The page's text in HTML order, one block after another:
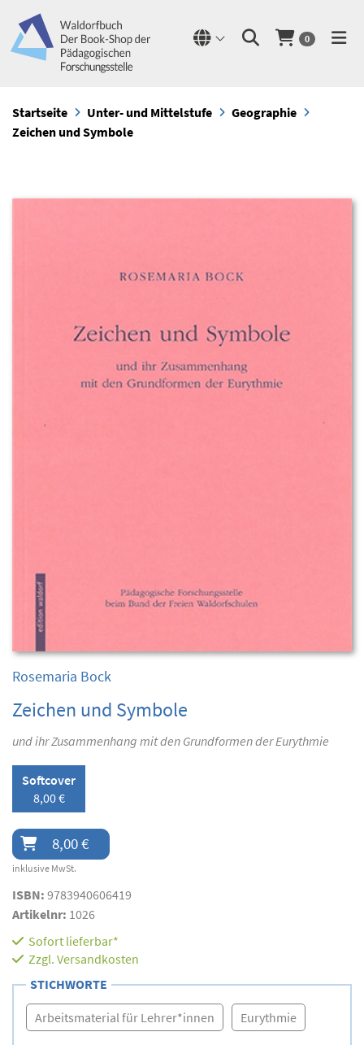
0
Startseite Unter- und Mittelstufe
Geographie
Zeichen und Symbole
Rosemaria Bock
Zeichen und Symbole
und ihr Zusammenhang mit den Grundformen der Eurythmie
Softcover
8,00 €
8,00 €
inklusive MwSt.
ISBN: 9783940606419
Artikelnr: 1026
Sofort lieferbar*
Zzgl. Versandkosten
STICHWORTE
Arbeitsmaterial für Lehrer*innen Eurythmie